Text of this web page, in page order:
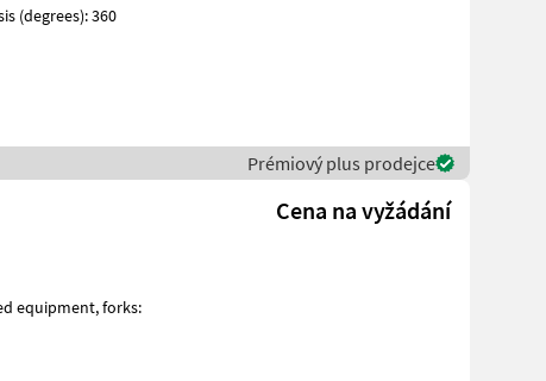
Prémiový plus prodejce
Cena na vyžádání